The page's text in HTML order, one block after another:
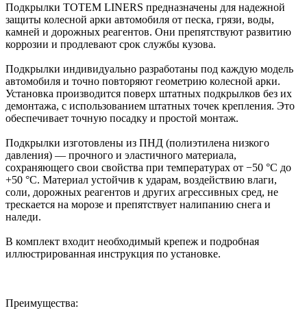
Подкрылки TOTEM LINERS предназначены для надежной
защиты колесной арки автомобиля от песка, грязи, воды,
камней и дорожных реагентов. Они препятствуют развитию
коррозии и продлевают срок службы кузова.
Подкрылки индивидуально разработаны под каждую модель
автомобиля и точно повторяют геометрию колесной арки.
Установка производится поверх штатных подкрылков без их
демонтажа, с использованием штатных точек крепления. Это
обеспечивает точную посадку и простой монтаж.
Подкрылки изготовлены из ПНД (полиэтилена низкого
давления) — прочного и эластичного материала,
сохраняющего свои свойства при температурах от −50 °C до
+50 °C. Материал устойчив к ударам, воздействию влаги,
соли, дорожных реагентов и других агрессивных сред, не
трескается на морозе и препятствует налипанию снега и
наледи.
В комплект входит необходимый крепеж и подробная
иллюстрированная инструкция по установке.
Преимущества: